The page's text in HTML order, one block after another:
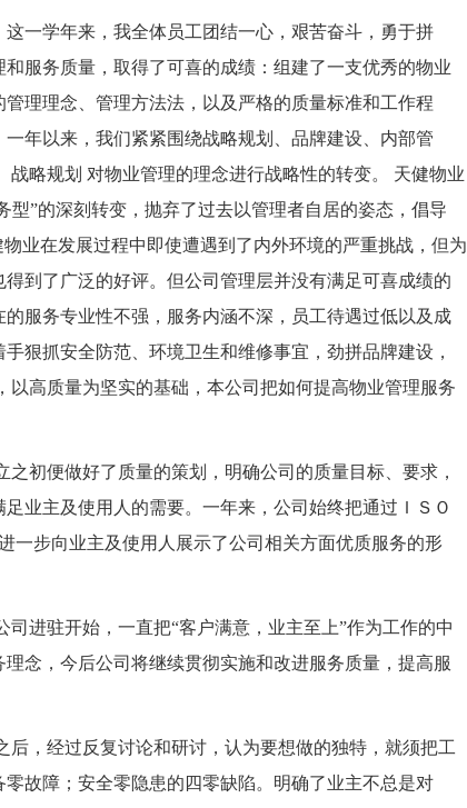
一学年来，我全体员工团结一心，艰苦奋斗，勇于拼
服务质量，取得了可喜的成绩：组建了一支优秀的物业
理理念、管理方法法，以及严格的质量标准和工作程
年以来，我们紧紧围绕战略规划、品牌建设、内部管
略规划 对物业管理的理念进行战略性的转变。 天健物业
型”的深刻转变，抛弃了过去以管理者自居的姿态，倡导
业在发展过程中即使遭遇到了内外环境的严重挑战，但为
到了广泛的好评。但公司管理层并没有满足可喜成绩的
服务专业性不强，服务内涵不深，员工待遇过低以及成
狠抓安全防范、环境卫生和维修事宜，劲拼品牌建设，
高质量为坚实的基础，本公司把如何提高物业管理服务
初便做好了质量的策划，明确公司的质量目标、要求，
业主及使用人的需要。一年来，公司始终把通过ＩＳＯ
一步向业主及使用人展示了公司相关方面优质服务的形
进驻开始，一直把“客户满意，业主至上”作为工作的中
念，今后公司将继续贯彻实施和改进服务质量，提高服
，经过反复讨论和研讨，认为要想做的独特，就须把工
故障；安全零隐患的四零缺陷。明确了业主不总是对